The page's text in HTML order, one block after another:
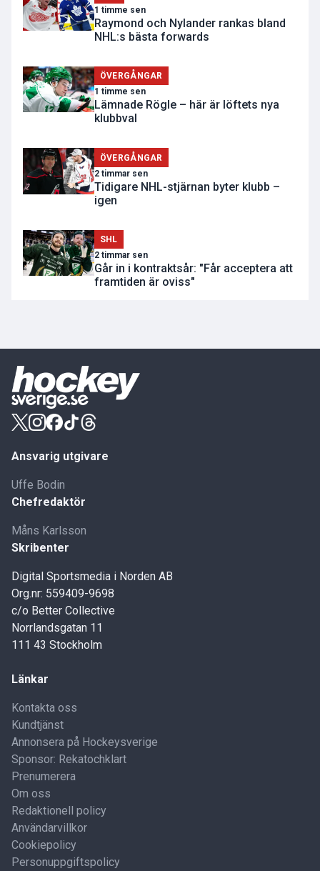
1 timme sen
Raymond och Nylander rankas bland
NHL:s bästa forwards
ÖVERGÅNGAR
1 timme sen
Lämnade Rögle – här är löftets nya
klubbval
ÖVERGÅNGAR
2 timmar sen
Tidigare NHL-stjärnan byter klubb –
igen
SHL
2 timmar sen
Går in i kontraktsår: "Får acceptera att
framtiden är oviss"
Ansvarig utgivare
Uffe Bodin
Chefredaktör
Måns Karlsson
Skribenter
Digital Sportsmedia i Norden AB
Org.nr: 559409-9698
c/o Better Collective
Norrlandsgatan 11
111 43 Stockholm
Länkar
Kontakta oss
Kundtjänst
Annonsera på Hockeysverige
Sponsor: Rekatochklart
Prenumerera
Om oss
Redaktionell policy
Användarvillkor
Cookiepolicy
Personuppgiftspolicy